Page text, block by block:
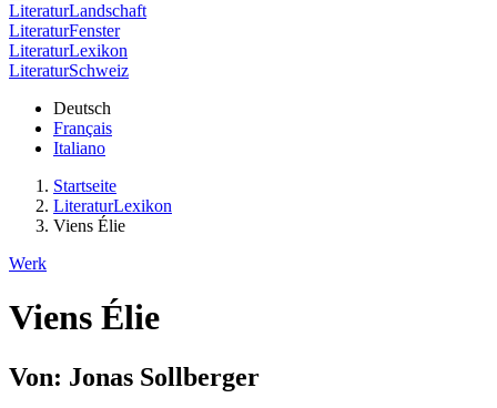
LiteraturLandschaft
LiteraturFenster
LiteraturLexikon
LiteraturSchweiz
Deutsch
Français
Italiano
Startseite
LiteraturLexikon
Viens Élie
Werk
Viens Élie
Von: Jonas Sollberger